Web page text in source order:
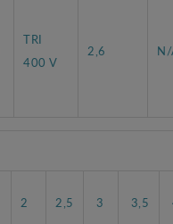
TRI
400 V
2,6
2 2,5 3 3,5